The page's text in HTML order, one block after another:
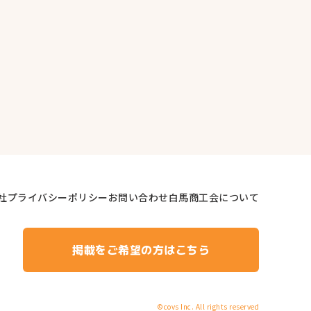
プライバシーポリシーお問い合わせ白馬商工会について
掲載をご希望の方はこちら
©covs Inc. All rights reserved